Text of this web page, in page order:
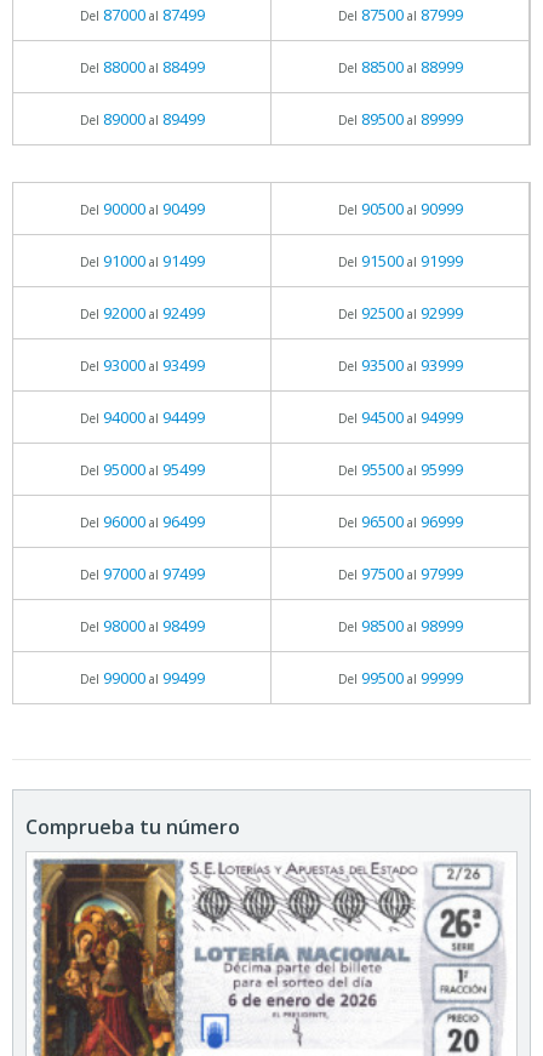
Del 87000al 87499 Del 87500al 87999
Del 88000al 88499 Del 88500al 88999
Del 89000al 89499 Del 89500al 89999
Del 90000al 90499 Del 90500al 90999
Del 91000al 91499 Del 91500al 91999
Del 92000al 92499 Del 92500al 92999
Del 93000al 93499 Del 93500al 93999
Del 94000al 94499 Del 94500al 94999
Del 95000al 95499 Del 95500al 95999
Del 96000al 96499 Del 96500al 96999
Del 97000al 97499 Del 97500al 97999
Del 98000al 98499 Del 98500al 98999
Del 99000al 99499 Del 99500al 99999
Comprueba tu número